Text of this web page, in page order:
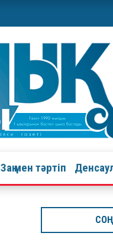
Заң мен тәртіп